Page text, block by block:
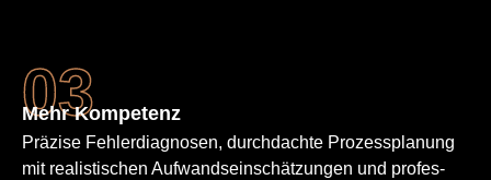
Mehr Kompetenz
Präzise Fehler­diagnosen, durchdachte Prozessplanung
mit realistischen Aufwands­einschätzungen und profes­